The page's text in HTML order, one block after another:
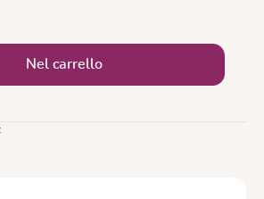
quantità desiderata o
Nel carrello